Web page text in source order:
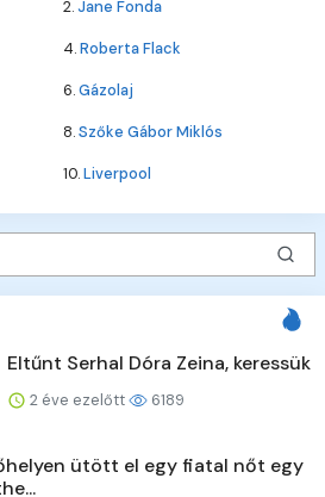
2.Jane Fonda
4.Roberta Flack
6.Gázolaj
8.Szőke Gábor Miklós
10.Liverpool
Eltűnt Serhal Dóra Zeina, keressük
2 éve ezelőtt 6189
ütött el egy fiatal nőt egy